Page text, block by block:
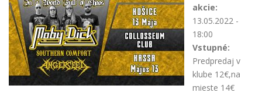
akcie:
13.05.2022 -
18:00
Vstupné:
Predpredaj v
klube 12€,na
mieste 14€